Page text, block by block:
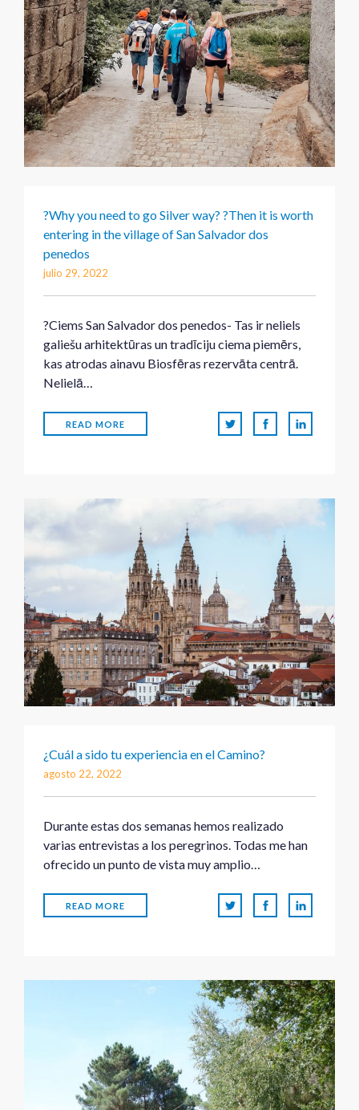
?Why you need to go Silver way? ?Then it is worth
entering in the village of San Salvador dos
penedos
julio 29, 2022
?Ciems San Salvador dos penedos- Tas ir neliels
galiešu arhitektūras un tradīciju ciema piemērs,
kas atrodas ainavu Biosfēras rezervāta centrā.
Nelielā…
READ MORE
¿Cuál a sido tu experiencia en el Camino?
agosto 22, 2022
Durante estas dos semanas hemos realizado
varias entrevistas a los peregrinos. Todas me han
ofrecido un punto de vista muy amplio…
READ MORE